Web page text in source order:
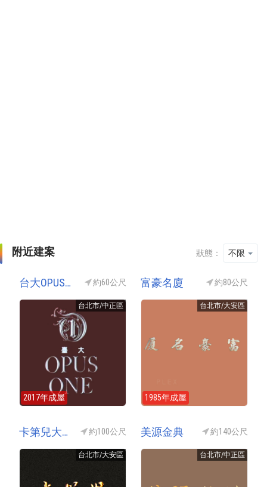
附近建案 狀態： 不限
台大OPUS ONE(臺大opus one) 約60公尺
台北市/中正區
2017年成屋
富豪名廈 約80公尺
台北市/大安區
1985年成屋
卡第兒大廈(捷運共構宅-台電大樓站) 約100公尺
台北市/大安區
美源金典 約140公尺
台北市/中正區